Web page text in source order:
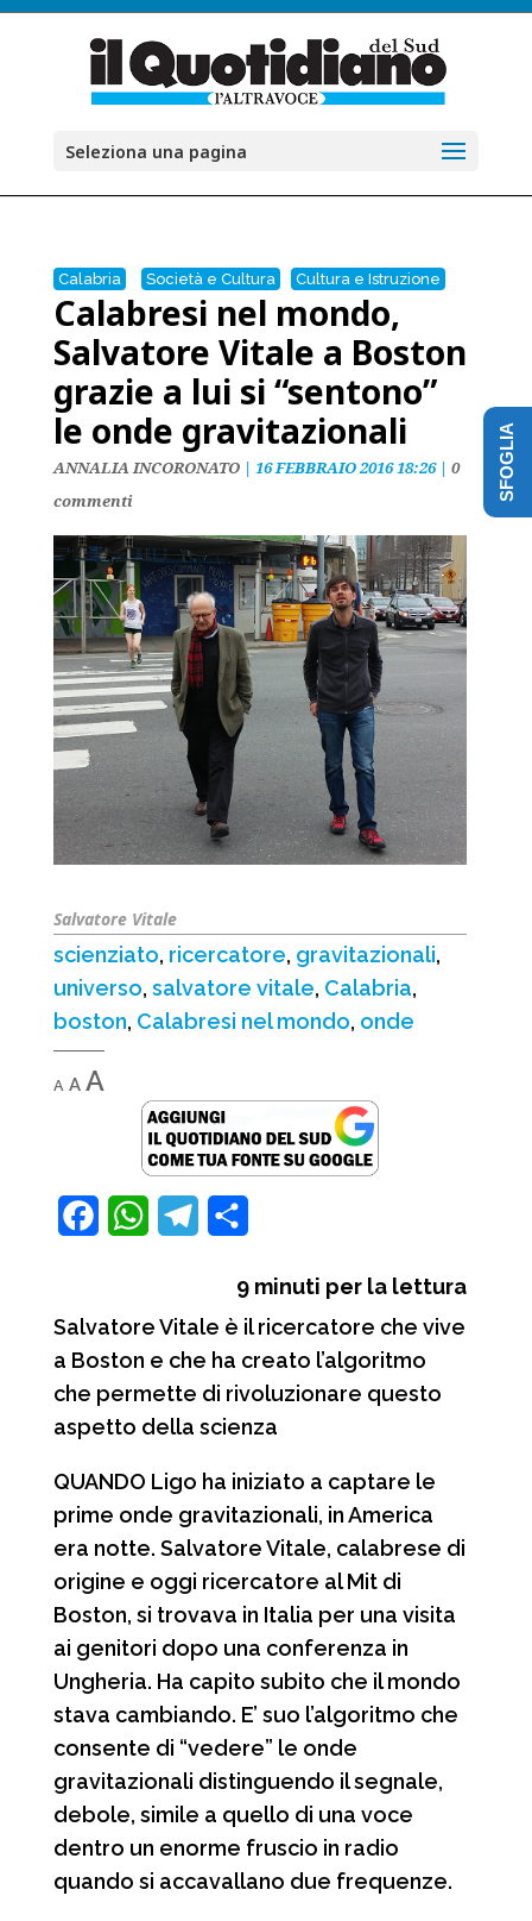
Seleziona una pagina
Calabria Società e Cultura Cultura e Istruzione
Calabresi nel mondo,
Salvatore Vitale a Boston
grazie a lui si “sentono”
le onde gravitazionali
ANNALIA INCORONATO| 16 FEBBRAIO 2016 18:26| 0
commenti
Salvatore Vitale
scienziato, ricercatore, gravitazionali,
universo, salvatore vitale, Calabria,
boston, Calabresi nel mondo, onde
A
Decrease
font
A
Reset
font
AIncrease
font
size.
e
o
W
t
A
e
n
d
9 minuti per la lettura
Salvatore Vitale è il ricercatore che vive
a Boston e che ha creato l’algoritmo
che permette di rivoluzionare questo
aspetto della scienza
QUANDO Ligo ha iniziato a captare le
prime onde gravitazionali, in America
era notte. Salvatore Vitale, calabrese di
origine e oggi ricercatore al Mit di
Boston, si trovava in Italia per una visita
ai genitori dopo una conferenza in
Ungheria. Ha capito subito che il mondo
stava cambiando. E’ suo l’algoritmo che
consente di “vedere” le onde
gravitazionali distinguendo il segnale,
debole, simile a quello di una voce
dentro un enorme fruscio in radio
quando si accavallano due frequenze.
SFOGLIA